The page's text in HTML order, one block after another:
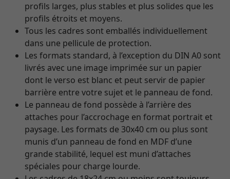
profils larges, plus stables et plus solides que les
profils étroits et moyens.
Tous les cadres sont emballés individuellement
dans une pellicule de protection.
Les formats standard, à l’exception du DIN A0 sont
livrés avec une image imprimée sur un papier
dont le verso est blanc et peut servir de papier
barrière entre votre sujet et le panneau de fond.
Le panneau de fond possède à l’arrière des
attaches pour l’accrochage en format portrait et
paysage. Les formats de 30x40 cm ou plus sont
munis d’un panneau de fond en MDF d’une
grande stabilité, lequel est muni d’attaches
spéciales pour charge lourde.